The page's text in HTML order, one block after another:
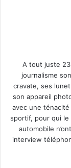
A tout juste 23
journalisme
cravate, ses
son appareil
avec une ténacité
sportif, pour qui le
automobile
interview